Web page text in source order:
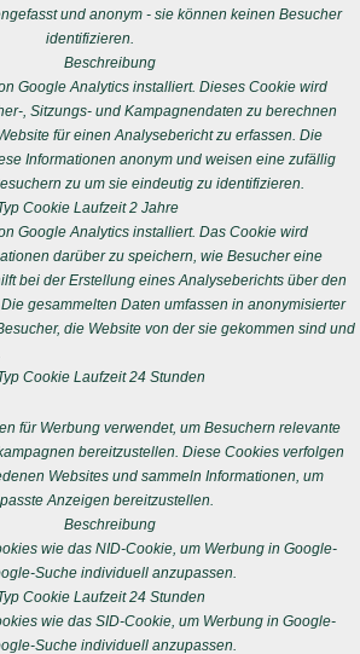
und anonym - sie können keinen Besucher
identifizieren.
Beschreibung
Google Analytics installiert. Dieses Cookie wird
, Sitzungs- und Kampagnendaten zu berechnen
für einen Analysebericht zu erfassen. Die
Informationen anonym und weisen eine zufällig
zu um sie eindeutig zu identifizieren.
Cookie Laufzeit 2 Jahre
Google Analytics installiert. Das Cookie wird
darüber zu speichern, wie Besucher eine
bei der Erstellung eines Analyseberichts über den
gesammelten Daten umfassen in anonymisierter
die Website von der sie gekommen sind und
Cookie Laufzeit 24 Stunden
für Werbung verwendet, um Besuchern relevante
bereitzustellen. Diese Cookies verfolgen
Websites und sammeln Informationen, um
Anzeigen bereitzustellen.
Beschreibung
wie das NID-Cookie, um Werbung in Google-
Suche individuell anzupassen.
Cookie Laufzeit 24 Stunden
wie das SID-Cookie, um Werbung in Google-
Suche individuell anzupassen.